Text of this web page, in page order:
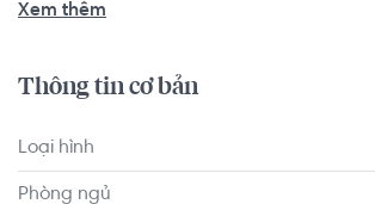
200m, chợ Thái Bình 300m, trường THCS
Xem thêm
Thông tin cơ bản
Loại hình
Phòng ngủ